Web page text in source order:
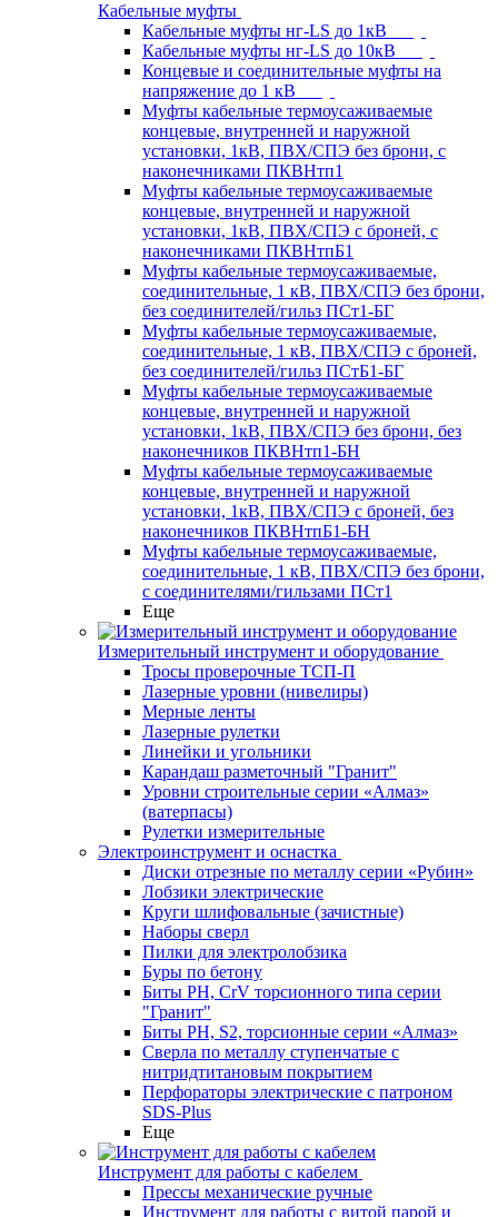
Кабельные муфты
Кабельные муфты нг-LS до 1кВ
Кабельные муфты нг-LS до 10кВ
Концевые и соединительные муфты на
напряжение до 1 кВ
Муфты кабельные термоусаживаемые
концевые, внутренней и наружной
установки, 1кВ, ПВХ/СПЭ без брони, с
наконечниками ПКВНтп1
Муфты кабельные термоусаживаемые
концевые, внутренней и наружной
установки, 1кВ, ПВХ/СПЭ с броней, с
наконечниками ПКВНтпБ1
Муфты кабельные термоусаживаемые,
соединительные, 1 кВ, ПВХ/СПЭ без брони,
без соединителей/гильз ПСт1-БГ
Муфты кабельные термоусаживаемые,
соединительные, 1 кВ, ПВХ/СПЭ с броней,
без соединителей/гильз ПСтБ1-БГ
Муфты кабельные термоусаживаемые
концевые, внутренней и наружной
установки, 1кВ, ПВХ/СПЭ без брони, без
наконечников ПКВНтп1-БН
Муфты кабельные термоусаживаемые
концевые, внутренней и наружной
установки, 1кВ, ПВХ/СПЭ с броней, без
наконечников ПКВНтпБ1-БН
Муфты кабельные термоусаживаемые,
соединительные, 1 кВ, ПВХ/СПЭ без брони,
с соединителями/гильзами ПСт1
Еще
Измерительный инструмент и оборудование
Тросы проверочные ТСП-П
Лазерные уровни (нивелиры)
Мерные ленты
Лазерные рулетки
Линейки и угольники
Карандаш разметочный "Гранит"
Уровни строительные серии «Алмаз»
(ватерпасы)
Рулетки измерительные
Электроинструмент и оснастка
Диски отрезные по металлу серии «Рубин»
Лобзики электрические
Круги шлифовальные (зачистные)
Наборы сверл
Пилки для электролобзика
Буры по бетону
Биты PH, CrV торсионного типа серии
"Гранит"
Биты PH, S2, торсионные серии «Алмаз»
Сверла по металлу ступенчатые с
нитридтитановым покрытием
Перфораторы электрические с патроном
SDS-Plus
Еще
Инструмент для работы с кабелем
Прессы механические ручные
Инструмент для работы с витой парой и